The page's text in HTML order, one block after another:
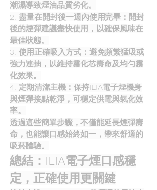
潮濕導致煙油品質劣化。
2. 盡量在開封後一週內使用完畢：開封
後的煙彈建議盡快使用，以確保風味在
最佳狀態。
3. 使用正確吸入方式：避免頻繁猛吸或
強力連抽，以維持霧化芯壽命及均勻霧
化效果。
4. 定期清潔主機：保持ILIA電子煙機身
與煙彈接點乾淨，可穩定供電與氣化效
率。
透過這些簡單步驟，不僅能延長煙彈壽
命，也能讓口感始終如一，帶來舒適的
吸菸體驗。
總結：ILIA電子煙口感穩
定，正確使用更關鍵